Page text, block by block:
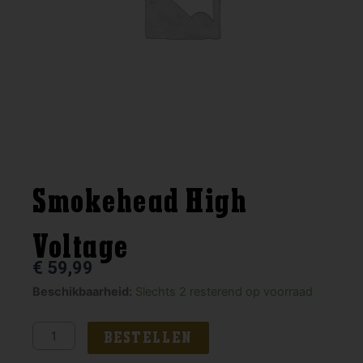
Smokehead High
Voltage
€ 59,99
Beschikbaarheid: Slechts 2 resterend op voorraad
Smokehead
Voltage
BESTELLEN